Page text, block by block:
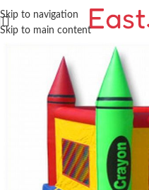
Skip to navigation
Skip to main content